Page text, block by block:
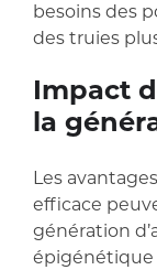
besoins des
des truies
Impact
la
Les
efficace
génération
épigénétique